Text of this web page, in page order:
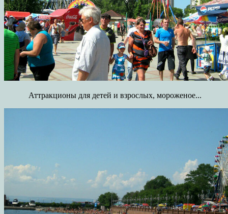
Аттракционы для детей и взрослых, мороженое...